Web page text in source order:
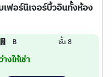
ฟอร์นิเจอร์บิ้วอินทั้งห้อง
B ชั้น 8
างให้เช่า